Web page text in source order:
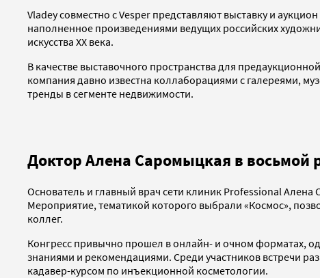
Vladey совместно с Vesper представляют выставку и
наполненное произведениями ведущих российских
искусства ХХ века.
В качестве выставочного пространства для
компания давно известна коллаборациями с галереями,
тренды в сегменте недвижимости.
Доктор Алена Саромыцкая в восьмой
Основатель и главный врач сети клиник Professional
Мероприятие, тематикой которого выбрали «Космос»,
коллег.
Конгресс привычно прошел в онлайн- и очном форматах,
знаниями и рекомендациями. Среди участников встречи
кадавер-курсом по инъекционной косметологии.